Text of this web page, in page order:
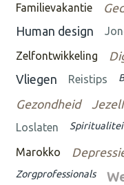
Familievakantie
Human design
Zelfontwikkeling
Vliegen
Reistips
Gezondheid
Loslaten
Marokko
Zorgprofessionals